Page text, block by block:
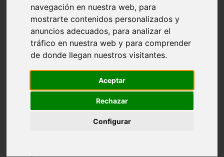
navegación en nuestra web, para
mostrarte contenidos personalizados y
anuncios adecuados, para analizar el
tráfico en nuestra web y para comprender
de donde llegan nuestros visitantes.
Aceptar
Rechazar
Configurar
comportamiento
protagonistas
abandono
adopci n
ferias
snacks
iberzoo propet
estanques